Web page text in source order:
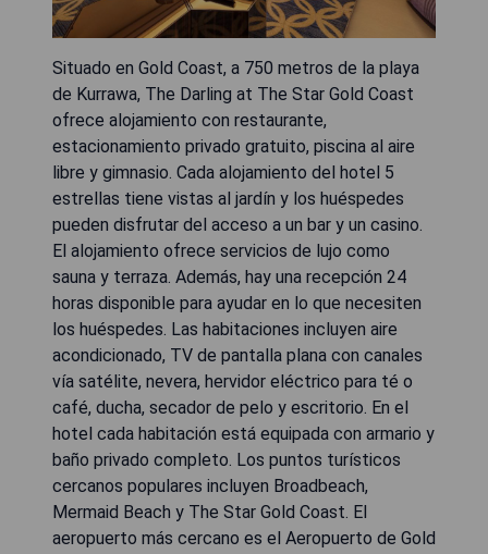
Situado en Gold Coast, a 750 metros de la playa
de Kurrawa, The Darling at The Star Gold Coast
ofrece alojamiento con restaurante,
estacionamiento privado gratuito, piscina al aire
libre y gimnasio. Cada alojamiento del hotel 5
estrellas tiene vistas al jardín y los huéspedes
pueden disfrutar del acceso a un bar y un casino.
El alojamiento ofrece servicios de lujo como
sauna y terraza. Además, hay una recepción 24
horas disponible para ayudar en lo que necesiten
los huéspedes. Las habitaciones incluyen aire
acondicionado, TV de pantalla plana con canales
vía satélite, nevera, hervidor eléctrico para té o
café, ducha, secador de pelo y escritorio. En el
hotel cada habitación está equipada con armario y
baño privado completo. Los puntos turísticos
cercanos populares incluyen Broadbeach,
Mermaid Beach y The Star Gold Coast. El
aeropuerto más cercano es el Aeropuerto de Gold